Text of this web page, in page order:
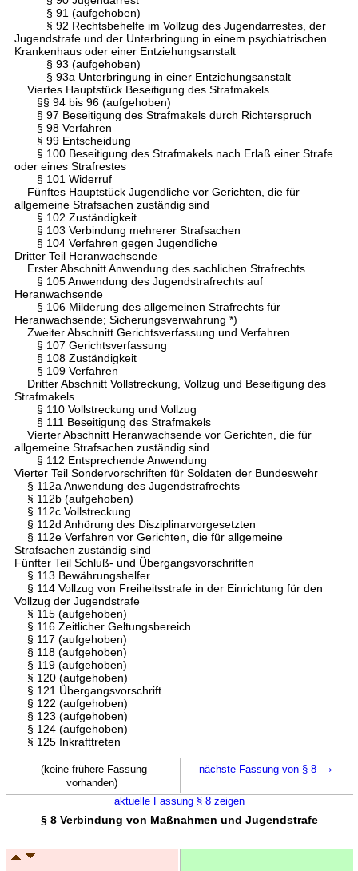
§ 91 (aufgehoben)
§ 92 Rechtsbehelfe im Vollzug des Jugendarrestes, der
Jugendstrafe und der Unterbringung in einem psychiatrischen
Krankenhaus oder einer Entziehungsanstalt
§ 93 (aufgehoben)
§ 93a Unterbringung in einer Entziehungsanstalt
Viertes Hauptstück Beseitigung des Strafmakels
§§ 94 bis 96 (aufgehoben)
§ 97 Beseitigung des Strafmakels durch Richterspruch
§ 98 Verfahren
§ 99 Entscheidung
§ 100 Beseitigung des Strafmakels nach Erlaß einer Strafe
oder eines Strafrestes
§ 101 Widerruf
Fünftes Hauptstück Jugendliche vor Gerichten, die für
allgemeine Strafsachen zuständig sind
§ 102 Zuständigkeit
§ 103 Verbindung mehrerer Strafsachen
§ 104 Verfahren gegen Jugendliche
Dritter Teil Heranwachsende
Erster Abschnitt Anwendung des sachlichen Strafrechts
§ 105 Anwendung des Jugendstrafrechts auf
Heranwachsende
§ 106 Milderung des allgemeinen Strafrechts für
Heranwachsende; Sicherungsverwahrung *)
Zweiter Abschnitt Gerichtsverfassung und Verfahren
§ 107 Gerichtsverfassung
§ 108 Zuständigkeit
§ 109 Verfahren
Dritter Abschnitt Vollstreckung, Vollzug und Beseitigung des
Strafmakels
§ 110 Vollstreckung und Vollzug
§ 111 Beseitigung des Strafmakels
Vierter Abschnitt Heranwachsende vor Gerichten, die für
allgemeine Strafsachen zuständig sind
§ 112 Entsprechende Anwendung
Vierter Teil Sondervorschriften für Soldaten der Bundeswehr
§ 112a Anwendung des Jugendstrafrechts
§ 112b (aufgehoben)
§ 112c Vollstreckung
§ 112d Anhörung des Disziplinarvorgesetzten
§ 112e Verfahren vor Gerichten, die für allgemeine
Strafsachen zuständig sind
Fünfter Teil Schluß- und Übergangsvorschriften
§ 113 Bewährungshelfer
§ 114 Vollzug von Freiheitsstrafe in der Einrichtung für den
Vollzug der Jugendstrafe
§ 115 (aufgehoben)
§ 116 Zeitlicher Geltungsbereich
§ 117 (aufgehoben)
§ 118 (aufgehoben)
§ 119 (aufgehoben)
§ 120 (aufgehoben)
§ 121 Übergangsvorschrift
§ 122 (aufgehoben)
§ 123 (aufgehoben)
§ 124 (aufgehoben)
§ 125 Inkrafttreten
(keine frühere Fassung
vorhanden)
nächste Fassung von § 8 →
aktuelle Fassung § 8 zeigen
§ 8 Verbindung von Maßnahmen und Jugendstrafe